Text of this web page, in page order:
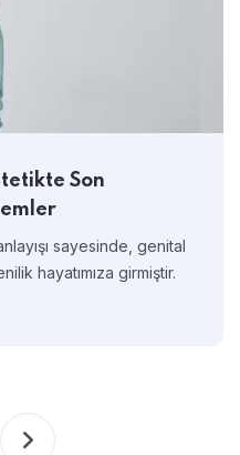
Son
sayesinde, genital
hayatımıza girmiştir.